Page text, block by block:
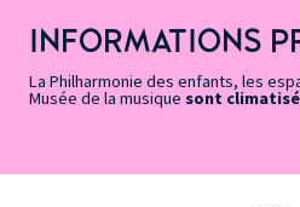
page
Accessibilité
accès
rapides
principal
contenu
principal
page
Message d’information
INFORMATIONS
La Philharmonie des enfants, les
Musée de la musique sont